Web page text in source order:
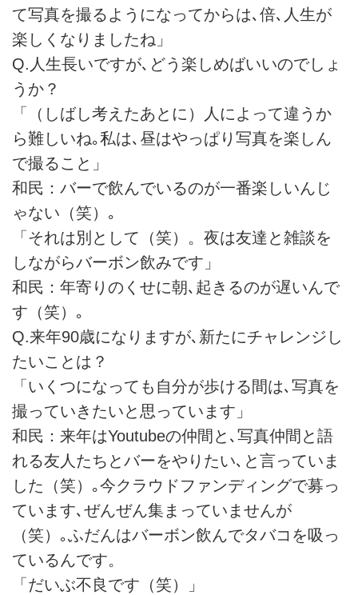
て写真を撮るようになってからは､倍､人生が
楽しくなりましたね」
Q.人生長いですが､どう楽しめばいいのでしょ
うか？
「（しばし考えたあとに）人によって違うか
ら難しいね｡私は､昼はやっぱり写真を楽しん
で撮ること」
和民：バーで飲んでいるのが一番楽しいんじ
ゃない（笑）｡
「それは別として（笑）。夜は友達と雑談を
しながらバーボン飲みです」
和民：年寄りのくせに朝､起きるのが遅いんで
す（笑）｡
Q.来年90歳になりますが､新たにチャレンジし
たいことは？
「いくつになっても自分が歩ける間は､写真を
撮っていきたいと思っています」
和民：来年はYoutubeの仲間と､写真仲間と語
れる友人たちとバーをやりたい､と言っていま
した（笑）｡今クラウドファンディングで募っ
ています､ぜんぜん集まっていませんが
（笑）｡ふだんはバーボン飲んでタバコを吸っ
ているんです。
「だいぶ不良です（笑）」